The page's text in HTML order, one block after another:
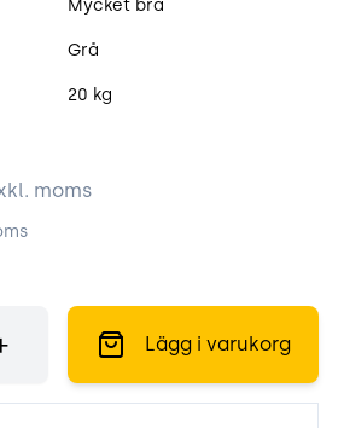
Mycket bra
Grå
20 kg
moms
Lägg i varukorg